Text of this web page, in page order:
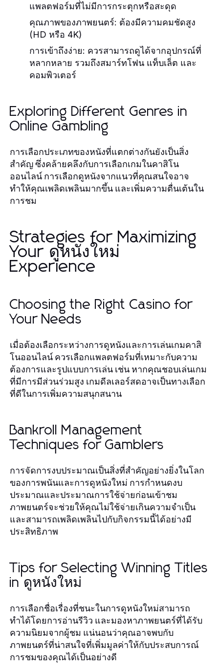
แพลตฟอร์มที่ไม่มีการกระตุกหรือสะดุด
คุณภาพของภาพยนตร์: ต้องมีความคมชัดสูง
(HD หรือ 4K)
การเข้าถึงง่าย: ควรสามารถดูได้จากอุปกรณ์ที่
หลากหลาย รวมถึงสมาร์ทโฟน แท็บเล็ต และ
คอมพิวเตอร์
Exploring Different Genres in
Online Gambling
การเลือกประเภทของหนังที่แตกต่างกันยังเป็นสิ่ง
สำคัญ ซึ่งคล้ายคลึงกับการเลือกเกมในคาสิโน
ออนไลน์ การเลือกดูหนังจากแนวที่คุณสนใจอาจ
ทำให้คุณเพลิดเพลินมากขึ้น และเพิ่มความตื่นเต้นใน
การชม
Strategies for Maximizing
Your ดูหนังใหม่
Experience
Choosing the Right Casino for
Your Needs
เมื่อต้องเลือกระหว่างการดูหนังและการเล่นเกมคาสิ
โนออนไลน์ ควรเลือกแพลตฟอร์มที่เหมาะกับความ
ต้องการและรูปแบบการเล่น เช่น หากคุณชอบเล่นเกม
ที่มีการมีส่วนร่วมสูง เกมดีลเลอร์สดอาจเป็นทางเลือก
ที่ดีในการเพิ่มความสนุกสนาน
Bankroll Management
Techniques for Gamblers
การจัดการงบประมาณเป็นสิ่งที่สำคัญอย่างยิ่งในโลก
ของการพนันและการดูหนังใหม่ การกำหนดงบ
ประมาณและประมาณการใช้จ่ายก่อนเข้าชม
ภาพยนตร์จะช่วยให้คุณไม่ใช้จ่ายเกินความจำเป็น
และสามารถเพลิดเพลินไปกับกิจกรรมนี้ได้อย่างมี
ประสิทธิภาพ
Tips for Selecting Winning Titles
in ดูหนังใหม่
การเลือกชื่อเรื่องที่ชนะในการดูหนังใหม่สามารถ
ทำได้โดยการอ่านรีวิว และมองหาภาพยนตร์ที่ได้รับ
ความนิยมจากผู้ชม แน่นอนว่าคุณอาจพบกับ
ภาพยนตร์ที่น่าสนใจที่เพิ่มมูลค่าให้กับประสบการณ์
การชมของคุณได้เป็นอย่างดี